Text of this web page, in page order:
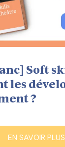
Soft
les
?
EN SAVOIR PLUS